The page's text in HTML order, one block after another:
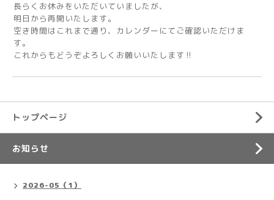
長らくお休みをいただいていましたが、
明日から再開いたします。
空き時間はこれまで通り、カレンダーにてご確認いただけま
す。
これからもどうぞよろしくお願いいたします‼️
トップページ
お知らせ
2026-05（1）